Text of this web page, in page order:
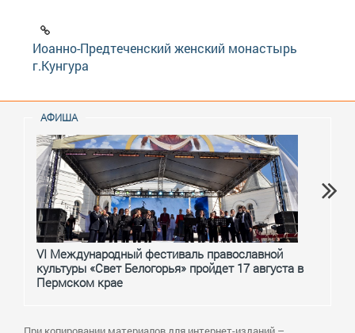
Иоанно-Предтеченский женский монастырь
г.Кунгура
АФИША
VI Международный фестиваль православной
культуры «Свет Белогорья» пройдет 17 августа в
Пермском крае